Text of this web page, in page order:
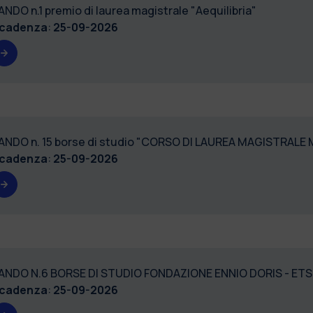
n.1 premio di laurea magistrale "Aequilibria"
: 25-09-2026
n. 15 borse di studio "CORSO DI LAUREA MAGISTRALE
: 25-09-2026
N.6 BORSE DI STUDIO FONDAZIONE ENNIO DORIS - ETS
: 25-09-2026